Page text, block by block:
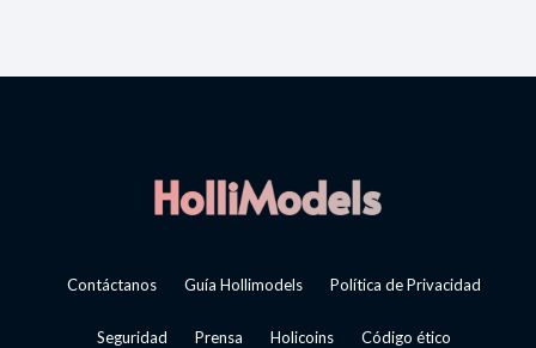
Contáctanos Guía Hollimodels Política de Privacidad
Seguridad Prensa Holicoins Código ético